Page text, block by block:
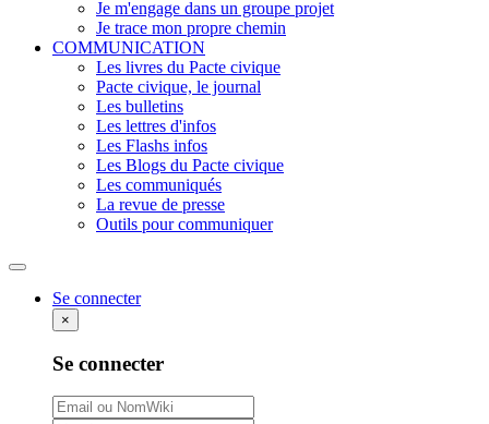
Je m'engage dans un groupe projet
Je trace mon propre chemin
COMMUNICATION
Les livres du Pacte civique
Pacte civique, le journal
Les bulletins
Les lettres d'infos
Les Flashs infos
Les Blogs du Pacte civique
Les communiqués
La revue de presse
Outils pour communiquer
Rechercher
Se connecter
×
Se connecter